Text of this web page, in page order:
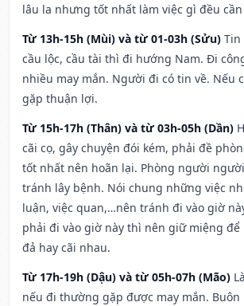
lâu la nhưng tốt nhất làm việc gì đều cần
Từ 13h-15h (Mùi) và từ 01-03h (Sửu) Tin
cầu lộc, cầu tài thì đi hướng Nam. Đi
nhiều may mắn. Người đi có tin về. Nếu
gặp thuận lợi.
Từ 15h-17h (Thân) và từ 03h-05h (Dần)
cãi cọ, gây chuyện đói kém, phải đề
tốt nhất nên hoãn lại. Phòng người
tránh lây bệnh. Nói chung những việc
luận, việc quan,…nên tránh đi vào giờ
phải đi vào giờ này thì nên giữ miệng để
đả hay cãi nhau.
Từ 17h-19h (Dậu) và từ 05h-07h (Mão)
nếu đi thường gặp được may mắn.